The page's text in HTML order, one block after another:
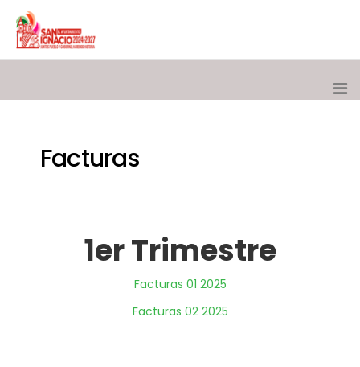
Facturas
1er Trimestre
Facturas 01 2025
Facturas 02 2025